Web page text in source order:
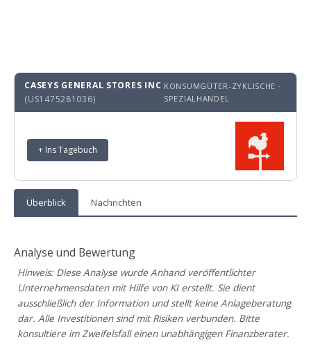
CASEYS GENERAL STORES INC
(US1475281036)
KONSUMGÜTER-ZYKLISCHE ·
SPEZIALHANDEL
+ Ins Tagebuch
Überblick Nachrichten
Analyse und Bewertung
Hinweis: Diese Analyse wurde Anhand veröffentlichter
Unternehmensdaten mit Hilfe von KI erstellt. Sie dient
ausschließlich der Information und stellt keine Anlageberatung
dar. Alle Investitionen sind mit Risiken verbunden. Bitte
konsultiere im Zweifelsfall einen unabhängigen Finanzberater.